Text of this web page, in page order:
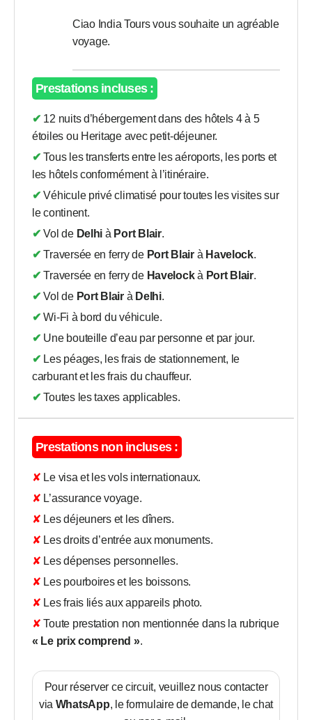
Ciao India Tours vous souhaite un agréable
voyage.
Prestations incluses :
✔ 12 nuits d’hébergement dans des hôtels 4 à 5
étoiles ou Heritage avec petit-déjeuner.
✔ Tous les transferts entre les aéroports, les ports et
les hôtels conformément à l’itinéraire.
✔ Véhicule privé climatisé pour toutes les visites sur
le continent.
✔ Vol de Delhi à Port Blair.
✔ Traversée en ferry de Port Blairà Havelock.
✔ Traversée en ferry de Havelockà Port Blair.
✔ Vol de Port Blairà Delhi.
✔ Wi-Fi à bord du véhicule.
✔ Une bouteille d’eau par personne et par jour.
✔ Les péages, les frais de stationnement, le
carburant et les frais du chauffeur.
✔ Toutes les taxes applicables.
Prestations non incluses :
✘ Le visa et les vols internationaux.
✘ L’assurance voyage.
✘ Les déjeuners et les dîners.
✘ Les droits d’entrée aux monuments.
✘ Les dépenses personnelles.
✘ Les pourboires et les boissons.
✘ Les frais liés aux appareils photo.
✘ Toute prestation non mentionnée dans la rubrique
« Le prix comprend ».
Pour réserver ce circuit, veuillez nous contacter
via WhatsApp, le formulaire de demande, le chat